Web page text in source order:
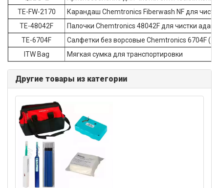
TE-FW-2170
Карандаш Chemtronics Fiberwash NF для
TE-48042F
Палочки Chemtronics 48042F для чистки
TE-6704F
Салфетки без ворсовые Chemtronics 6704F
ITW Bag
Мягкая сумка для транспортировки
Другие товары из категории